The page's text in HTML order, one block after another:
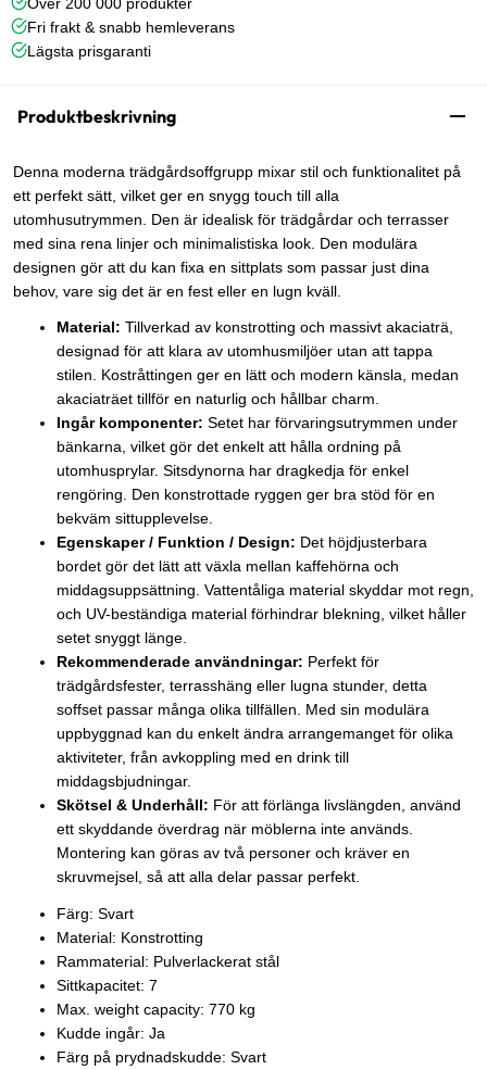
Fri frakt & snabb hemleverans
Lägsta prisgaranti
Produktbeskrivning
Denna moderna trädgårdsoffgrupp mixar stil och funktionalitet på
ett perfekt sätt, vilket ger en snygg touch till alla
utomhusutrymmen. Den är idealisk för trädgårdar och terrasser
med sina rena linjer och minimalistiska look. Den modulära
designen gör att du kan fixa en sittplats som passar just dina
behov, vare sig det är en fest eller en lugn kväll.
Material: Tillverkad av konstrotting och massivt akaciaträ,
designad för att klara av utomhusmiljöer utan att tappa
stilen. Kostråttingen ger en lätt och modern känsla, medan
akaciaträet tillför en naturlig och hållbar charm.
Ingår komponenter: Setet har förvaringsutrymmen under
bänkarna, vilket gör det enkelt att hålla ordning på
utomhusprylar. Sitsdynorna har dragkedja för enkel
rengöring. Den konstrottade ryggen ger bra stöd för en
bekväm sittupplevelse.
Egenskaper / Funktion / Design: Det höjdjusterbara
bordet gör det lätt att växla mellan kaffehörna och
middagsuppsättning. Vattentåliga material skyddar mot regn,
och UV-beständiga material förhindrar blekning, vilket håller
setet snyggt länge.
Rekommenderade användningar: Perfekt för
trädgårdsfester, terrasshäng eller lugna stunder, detta
soffset passar många olika tillfällen. Med sin modulära
uppbyggnad kan du enkelt ändra arrangemanget för olika
aktiviteter, från avkoppling med en drink till
middagsbjudningar.
Skötsel & Underhåll: För att förlänga livslängden, använd
ett skyddande överdrag när möblerna inte används.
Montering kan göras av två personer och kräver en
skruvmejsel, så att alla delar passar perfekt.
Färg: Svart
Material: Konstrotting
Rammaterial: Pulverlackerat stål
Sittkapacitet: 7
Max. weight capacity: 770 kg
Kudde ingår: Ja
Färg på prydnadskudde: Svart